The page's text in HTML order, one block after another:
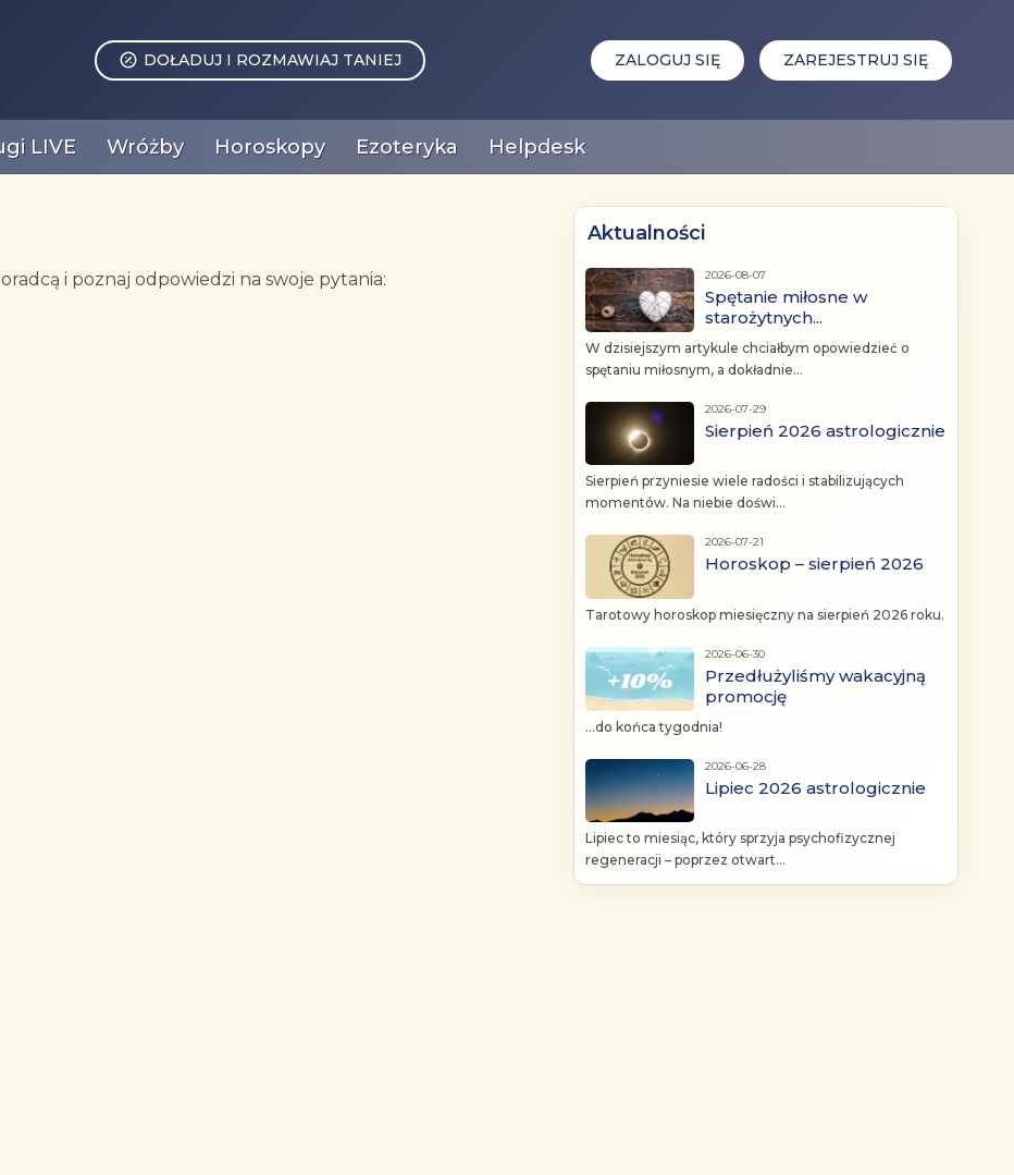
DOŁADUJ I ROZMAWIAJ TANIEJ ZALOGUJ SIĘ ZAREJESTRUJ SIĘ
LIVE Wróżby Horoskopy Ezoteryka Helpdesk
i poznaj odpowiedzi na swoje pytania:
Aktualności
2026-08-07
Spętanie miłosne w
starożytnych...
W dzisiejszym artykule chciałbym opowiedzieć o
spętaniu miłosnym, a dokładnie...
2026-07-29
Sierpień 2026 astrologicznie
Sierpień przyniesie wiele radości i stabilizujących
momentów. Na niebie doświ...
2026-07-21
Horoskop – sierpień 2026
Tarotowy horoskop miesięczny na sierpień 2026 roku.
2026-06-30
Przedłużyliśmy wakacyjną
promocję
...do końca tygodnia!
2026-06-28
Lipiec 2026 astrologicznie
Lipiec to miesiąc, który sprzyja psychofizycznej
regeneracji – poprzez otwart...